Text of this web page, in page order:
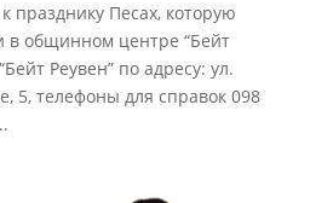
празднику Песах, которую
в общинном центре “Бейт
Реувен” по адресу: ул.
5, телефоны для справок 098